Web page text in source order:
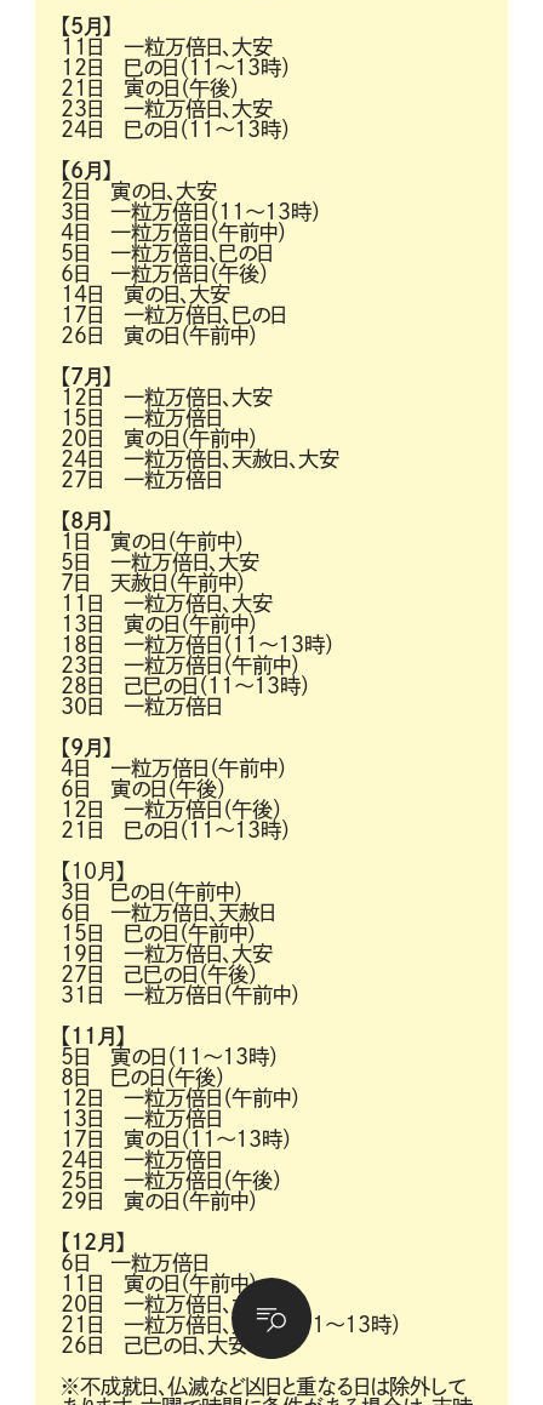
【5月】
11日 一粒万倍日、大安
12日 巳の日（11～13時）
21日 寅の日（午後）
23日 一粒万倍日、大安
24日 巳の日（11～13時）
【6月】
2日 寅の日、大安
3日 一粒万倍日（11～13時）
4日 一粒万倍日（午前中）
5日 一粒万倍日、巳の日
6日 一粒万倍日（午後）
14日 寅の日、大安
17日 一粒万倍日、巳の日
26日 寅の日（午前中）
【7月】
12日 一粒万倍日、大安
15日 一粒万倍日
20日 寅の日（午前中）
24日 一粒万倍日、天赦日、大安
27日 一粒万倍日
【8月】
1日 寅の日（午前中）
5日 一粒万倍日、大安
7日 天赦日（午前中）
11日 一粒万倍日、大安
13日 寅の日（午前中）
18日 一粒万倍日（11～13時）
23日 一粒万倍日（午前中）
28日 己巳の日（11～13時）
30日 一粒万倍日
【9月】
4日 一粒万倍日（午前中）
6日 寅の日（午後）
12日 一粒万倍日（午後）
21日 巳の日（11～13時）
【10月】
3日 巳の日（午前中）
6日 一粒万倍日、天赦日
15日 巳の日（午前中）
19日 一粒万倍日、大安
27日 己巳の日（午後）
31日 一粒万倍日（午前中）
【11月】
5日 寅の日（11～13時）
8日 巳の日（午後）
12日 一粒万倍日（午前中）
13日 一粒万倍日
17日 寅の日（11～13時）
24日 一粒万倍日
25日 一粒万倍日（午後）
29日 寅の日（午前中）
【12月】
6日 一粒万倍日
11日 寅の日（午前中）
20日 一粒万倍日、大安
21日 一粒万倍日、天赦日（11～13時）
26日 己巳の日、大安
※不成就日、仏滅など凶日と重なる日は除外して